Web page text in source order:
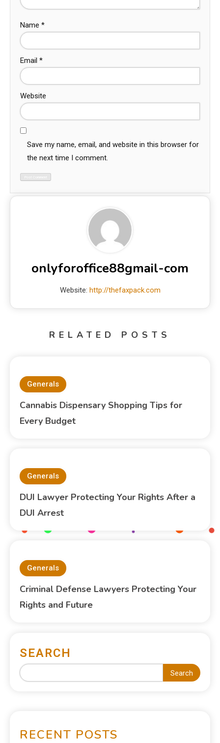
Name *
Email *
Website
Save my name, email, and website in this browser for
the next time I comment.
onlyforoffice88gmail-com
Website: http://thefaxpack.com
RELATED POSTS
Generals
Cannabis Dispensary Shopping Tips for
Every Budget
Generals
DUI Lawyer Protecting Your Rights After a
DUI Arrest
Generals
Criminal Defense Lawyers Protecting Your
Rights and Future
SEARCH
Search
RECENT POSTS